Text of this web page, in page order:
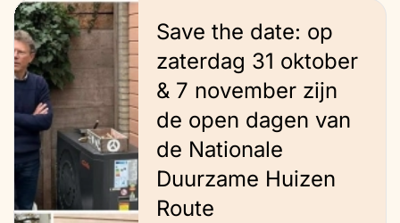
Save the date: op
zaterdag 31 oktober
& 7 november zijn
de open dagen van
de Nationale
Duurzame Huizen
Route